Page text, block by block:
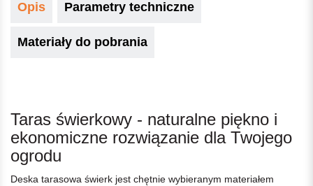
Opis Parametry techniczne
Materiały do pobrania
Taras świerkowy - naturalne piękno i
ekonomiczne rozwiązanie dla Twojego
ogrodu
Deska tarasowa świerk jest chętnie wybieranym materiałem